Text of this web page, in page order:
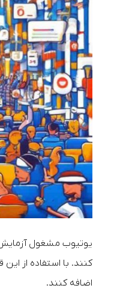
یوتیوب مشغول آزمایش
اضافه کنند.